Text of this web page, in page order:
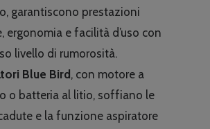
garantiscono prestazioni
ergonomia e facilità d’uso con
livello di rumorosità.
Blue Bird , con motore a
o batteria al litio, soffiano le
e la funzione aspiratore